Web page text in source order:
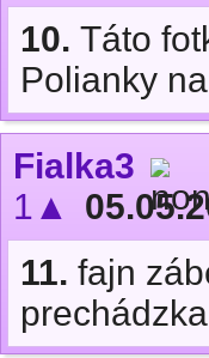
10. Táto
Polianky
Fialka3
1▲
11. fajn
prechádzka